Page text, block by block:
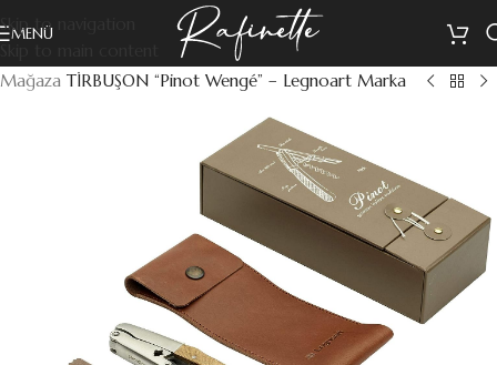
Skip to navigation
MENÜ
Mağaza TİRBUŞON “Pinot Wengé” – Legnoart Marka